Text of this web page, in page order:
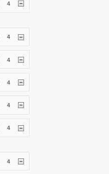
4
4
4
4
4
4
4